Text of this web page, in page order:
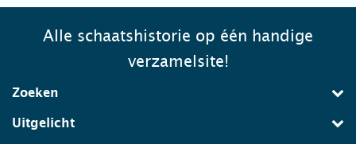
Alle schaatshistorie op één handige
verzamelsite!
Zoeken
Uitgelicht